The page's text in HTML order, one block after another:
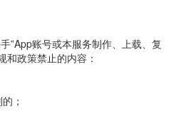
”App账号或本服务制作、上载、复
和政策禁止的内容：
；